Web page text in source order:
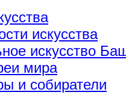
искусства
искусство
мира
и собиратели